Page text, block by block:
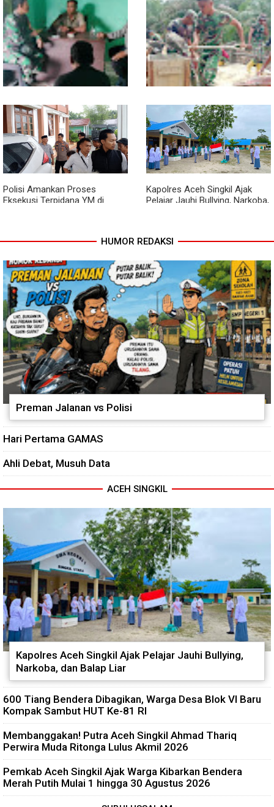
Kodim 0118 Tancap Gas
Rampungkan Finishing
Jembatan Garuda
Melalui Wasbang, Babinsa
Bentuk Karakter dan Jiwa
Patriotisme Pelajar
Babinsa dan Bhabinkamtibmas
Ajak Warga Semarakkan HUT
RI ke-81 dengan Kibarkan
Merah Putih
Cuaca Tak Jadi Penghalang,
Pengecoran Kepala Jembatan
Garuda dan Pengacian Terus
Dikebut
Polisi Amankan Proses
Eksekusi Terpidana YM di
Kapolres Aceh Singkil Ajak
Pelajar Jauhi Bullying, Narkoba,
HUMOR REDAKSI
Preman Jalanan vs Polisi
Hari Pertama GAMAS
Ahli Debat, Musuh Data
ACEH SINGKIL
Kapolres Aceh Singkil Ajak Pelajar Jauhi Bullying,
Narkoba, dan Balap Liar
600 Tiang Bendera Dibagikan, Warga Desa Blok VI Baru
Kompak Sambut HUT Ke-81 RI
Membanggakan! Putra Aceh Singkil Ahmad Thariq
Perwira Muda Ritonga Lulus Akmil 2026
Pemkab Aceh Singkil Ajak Warga Kibarkan Bendera
Merah Putih Mulai 1 hingga 30 Agustus 2026